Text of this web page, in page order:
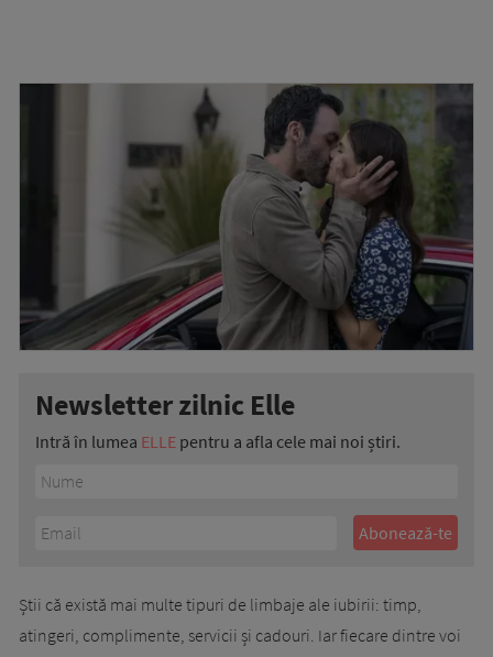
Newsletter zilnic Elle
Intră în lumea ELLE pentru a afla cele mai noi știri.
Știi că există mai multe tipuri de limbaje ale iubirii: timp,
atingeri, complimente, servicii și cadouri. Iar fiecare dintre voi